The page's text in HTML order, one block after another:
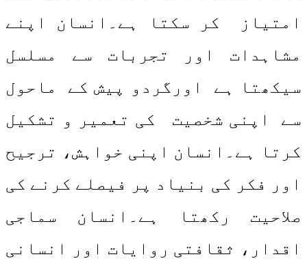
امتیاز کر سکتا ہے۔انسان اپنے
مشاہدات اور تجربات سے مسلسل
سیکھتا ہے اورگردو پیش کے ماحول
سے اپنی شخصیت کی تعمیر و تشکیل
کرتا ہے۔انسان اپنی خواہش، ترجیح
اور فکر کی بنیاد پر فیصلے کرنے کی
صلاحیت رکھتا ہے۔انسان سماجی
اقدار، ثقافتی روایات اور انسانی